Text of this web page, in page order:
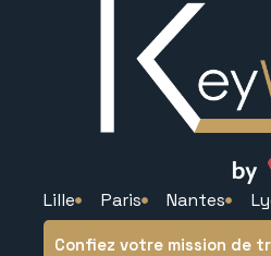
Lille Paris Nantes
Confiez votre mission de